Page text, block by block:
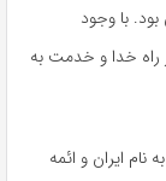
با وجود
راه خدا و خدمت به
نام ایران و ائمه